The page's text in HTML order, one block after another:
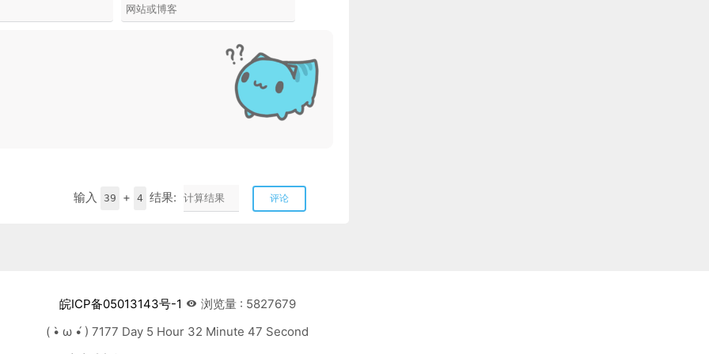
输入 39 + 4 结果: 评论
皖ICP备05013143号-1
浏览量 : 5827679
( •̀ ω •́ ) 7177 Day 5 Hour 32 Minute 49 Second